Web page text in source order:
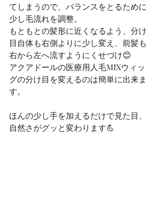
てしまうので、バランスをとるために
少し毛流れを調整。
もともとの髪形に近くなるよう、分け
目自体も右側よりに少し変え、前髪も
右から左へ流すようにくせづけ😊
アクアドールの医療用人毛MIXウィッ
グの分け目を変えるのは簡単に出来ま
す。
ほんの少し手を加えるだけで見た目、
自然さがグッと変わります💪